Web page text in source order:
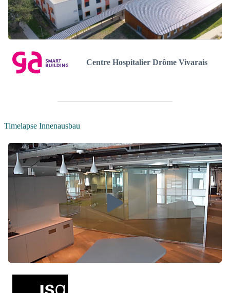
Centre Hospitalier Drôme Vivarais
Timelapse Innenausbau